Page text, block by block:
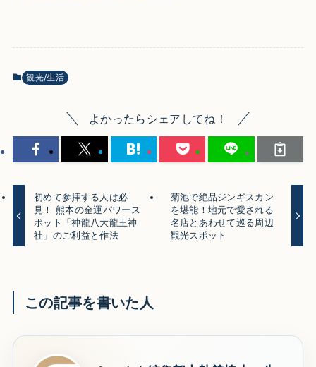
観光/生活
よかったらシェアしてね！
初めて参拝する人は必
見！ 熊本の金運パワース
ポット「神龍八大龍王神
社」のご利益と作法
菊池で絶品ジンギスカン
を堪能！地元で愛される
名店とあわせて巡る周辺
観光スポット
この記事を書いた人